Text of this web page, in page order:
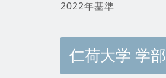
2022年基準
仁荷大学 学部